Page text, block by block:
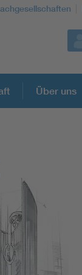
Über uns